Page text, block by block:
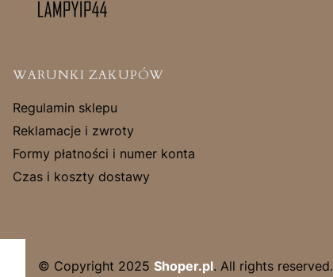
Linki w stopce
WARUNKI ZAKUPÓW
Regulamin sklepu
Reklamacje i zwroty
Formy płatności i numer konta
Czas i koszty dostawy
© Copyright 2025 Shoper.pl. All rights reserved.